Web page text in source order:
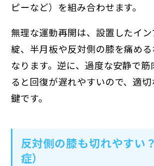
ピーなど）を組み合わせます。
無理な運動再開は、設置したイ
綻、半月板や反対側の膝を痛め
なります。逆に、過度な安静で
ると回復が遅れやすいので、適
鍵です。
反対側の膝も切れやすい
症）